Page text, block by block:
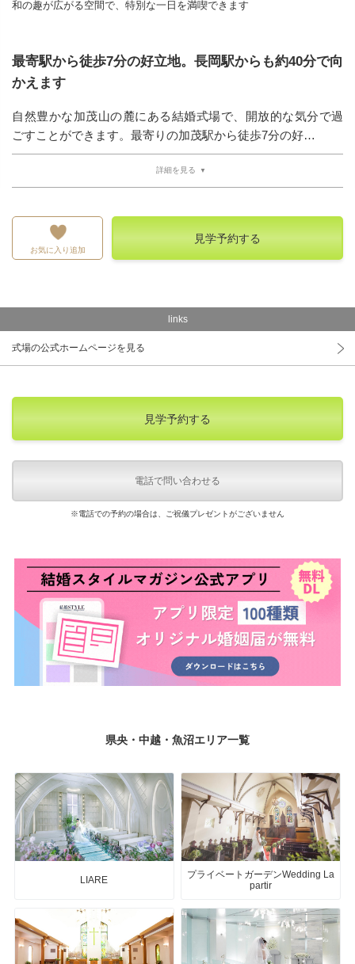
和の趣が広がる空間で、特別な一日を満喫できます
最寄駅から徒歩7分の好立地。長岡駅からも約40分で向
かえます
自然豊かな加茂山の麓にある結婚式場で、開放的な気分で過
ごすことができます。最寄りの加茂駅から徒歩7分の好…
詳細を見る
お気に入り追加
見学予約する
links
式場の公式ホームページを見る
見学予約する
電話で問い合わせる
※電話での予約の場合は、ご祝儀プレゼントがございません
県央・中越・魚沼エリア一覧
LIARE
プライベートガーデンWedding La
partir